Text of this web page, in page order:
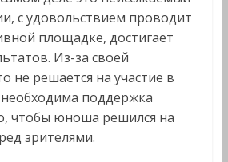
с удовольствием проводит
площадке, достигает
Из-за своей
не решается на участие в
поддержка
чтобы юноша решился на
зрителями.